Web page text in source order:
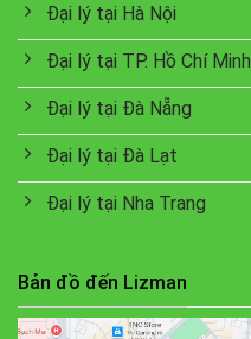
Đại lý tại Hà Nội
Đại lý tại TP. Hồ Chí Minh
Đại lý tại Đà Nẵng
Đại lý tại Đà Lạt
Đại lý tại Nha Trang
Bản đồ đến Lizman